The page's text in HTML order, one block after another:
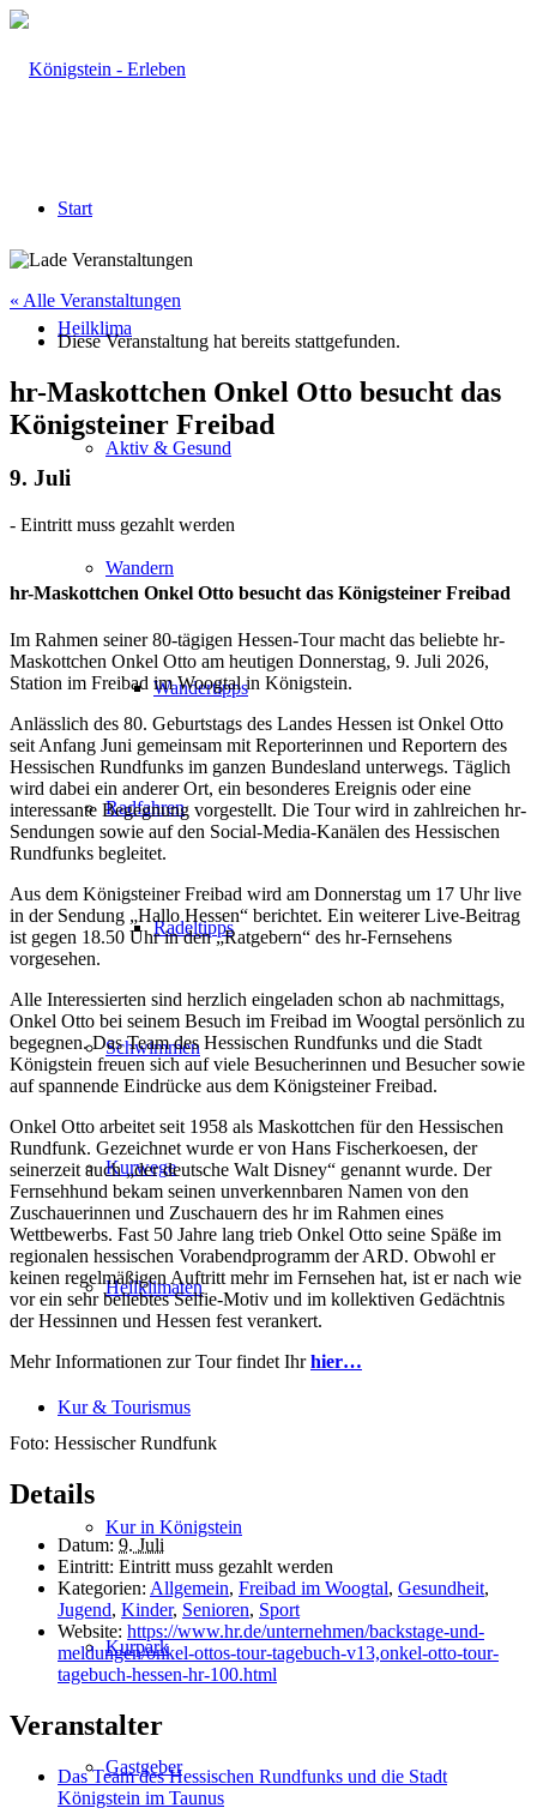
Start
Heilklima
Aktiv & Gesund
Wandern
Wandertipps
Radfahren
Radeltipps
Schwimmen
Kurwege
Heilklimaten
Kur & Tourismus
Kur in Königstein
Kurpark
Gastgeber
« Alle Veranstaltungen
Diese Veranstaltung hat bereits stattgefunden.
hr-Maskottchen Onkel Otto besucht das
Königsteiner Freibad
9. Juli
- Eintritt muss gezahlt werden
hr-Maskottchen Onkel Otto besucht das Königsteiner Freibad
Im Rahmen seiner 80-tägigen Hessen-Tour macht das beliebte hr-
Maskottchen Onkel Otto am heutigen Donnerstag, 9. Juli 2026,
Station im Freibad im Woogtal in Königstein.
Anlässlich des 80. Geburtstags des Landes Hessen ist Onkel Otto
seit Anfang Juni gemeinsam mit Reporterinnen und Reportern des
Hessischen Rundfunks im ganzen Bundesland unterwegs. Täglich
wird dabei ein anderer Ort, ein besonderes Ereignis oder eine
interessante Begegnung vorgestellt. Die Tour wird in zahlreichen hr-
Sendungen sowie auf den Social-Media-Kanälen des Hessischen
Rundfunks begleitet.
Aus dem Königsteiner Freibad wird am Donnerstag um 17 Uhr live
in der Sendung „Hallo Hessen“ berichtet. Ein weiterer Live-Beitrag
ist gegen 18.50 Uhr in den „Ratgebern“ des hr-Fernsehens
vorgesehen.
Alle Interessierten sind herzlich eingeladen schon ab nachmittags,
Onkel Otto bei seinem Besuch im Freibad im Woogtal persönlich zu
begegnen. Das Team des Hessischen Rundfunks und die Stadt
Königstein freuen sich auf viele Besucherinnen und Besucher sowie
auf spannende Eindrücke aus dem Königsteiner Freibad.
Onkel Otto arbeitet seit 1958 als Maskottchen für den Hessischen
Rundfunk. Gezeichnet wurde er von Hans Fischerkoesen, der
seinerzeit auch „der deutsche Walt Disney“ genannt wurde. Der
Fernsehhund bekam seinen unverkennbaren Namen von den
Zuschauerinnen und Zuschauern des hr im Rahmen eines
Wettbewerbs. Fast 50 Jahre lang trieb Onkel Otto seine Späße im
regionalen hessischen Vorabendprogramm der ARD. Obwohl er
keinen regelmäßigen Auftritt mehr im Fernsehen hat, ist er nach wie
vor ein sehr beliebtes Selfie-Motiv und im kollektiven Gedächtnis
der Hessinnen und Hessen fest verankert.
Mehr Informationen zur Tour findet Ihrhier…
Foto: Hessischer Rundfunk
Details
Datum: 9. Juli
Eintritt: Eintritt muss gezahlt werden
Kategorien: Allgemein, Freibad im Woogtal, Gesundheit,
Jugend, Kinder, Senioren, Sport
Website: https://www.hr.de/unternehmen/backstage-und-
meldungen/onkel-ottos-tour-tagebuch-v13,onkel-otto-tour-
tagebuch-hessen-hr-100.html
Veranstalter
Das Team des Hessischen Rundfunks und die Stadt
Königstein im Taunus